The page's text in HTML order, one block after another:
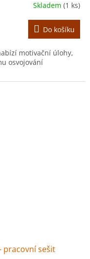
Skladem (1 ks)
Do košíku
motivační úlohy,
osvojování
pracovní sešit